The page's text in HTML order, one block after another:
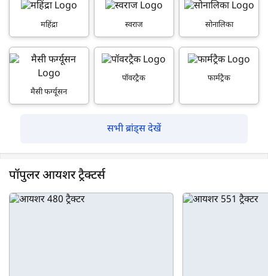
महिंद्रा स्वराज सोनालिका
मैसी फर्ग्यूसन
पॉवरट्रैक फार्मट्रैक
सभी ब्रांड्स देखें
पॉपुलर आयशर ट्रैक्टर्स